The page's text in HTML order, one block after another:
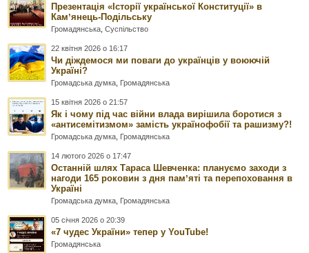
Презентація «Історії української Конституції» в
Камʼянець-Подільську
Громадянська ,Суспільство
22 квітня 2026 о 16:17
Чи діждемося ми поваги до українців у воюючій
Україні?
Громадська думка Громадянська
15 квітня 2026 о 21:57
Як і чому під час війни влада вирішила боротися з
«антисемітизмом» замість українофобії та рашизму?!
Громадська думка Громадянська
14 лютого 2026 о 17:47
Останній шлях Тараса Шевченка: плануємо заходи з
нагоди 165 роковин з дня памʼяті та перепоховання в
Україні
Громадська думка Громадянська
05 січня 2026 о 20:39
«7 чудес України» тепер у YouTube!
Громадянська